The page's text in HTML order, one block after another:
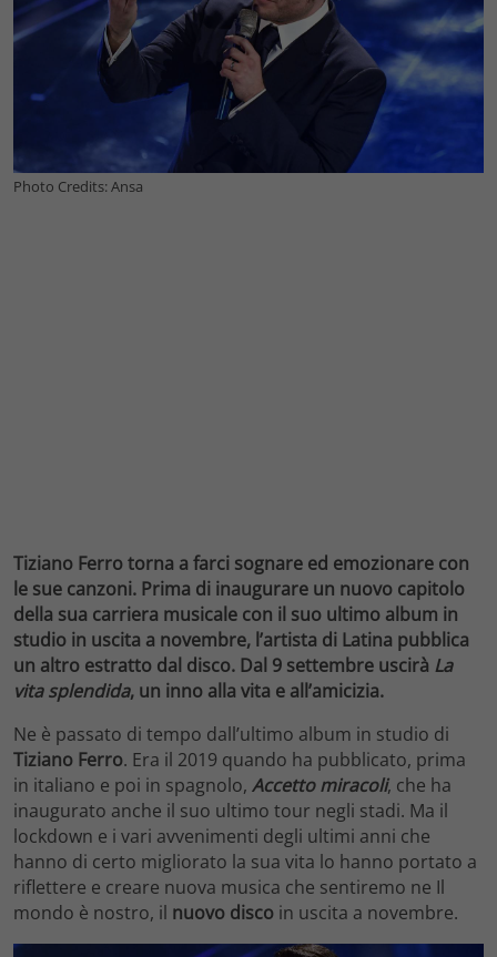
Photo Credits: Ansa
Tiziano Ferro torna a farci sognare ed emozionare con
le sue canzoni. Prima di inaugurare un nuovo capitolo
della sua carriera musicale con il suo ultimo album in
studio in uscita a novembre, l’artista di Latina pubblica
un altro estratto dal disco. Dal 9 settembre uscirà La
vita splendida, un inno alla vita e all’amicizia.
Ne è passato di tempo dall’ultimo album in studio di
Tiziano Ferro. Era il 2019 quando ha pubblicato, prima
in italiano e poi in spagnolo, Accetto miracoli, che ha
inaugurato anche il suo ultimo tour negli stadi. Ma il
lockdown e i vari avvenimenti degli ultimi anni che
hanno di certo migliorato la sua vita lo hanno portato a
riflettere e creare nuova musica che sentiremo ne Il
mondo è nostro, il nuovo disco in uscita a novembre.